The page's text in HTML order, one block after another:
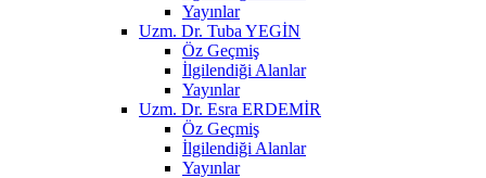
Yayınlar
Uzm. Dr. Tuba YEGİN
Öz Geçmiş
İlgilendiği Alanlar
Yayınlar
Uzm. Dr. Esra ERDEMİR
Öz Geçmiş
İlgilendiği Alanlar
Yayınlar